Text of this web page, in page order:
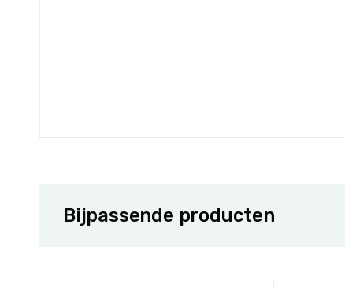
Bijpassende producten